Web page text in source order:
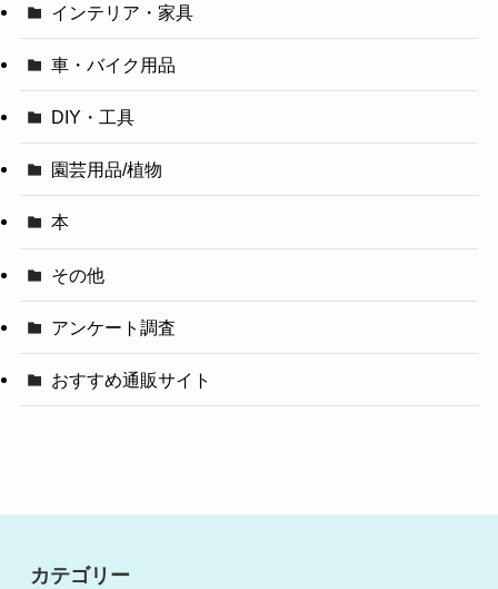
インテリア・家具
車・バイク用品
DIY・工具
園芸用品/植物
本
その他
アンケート調査
おすすめ通販サイト
カテゴリー